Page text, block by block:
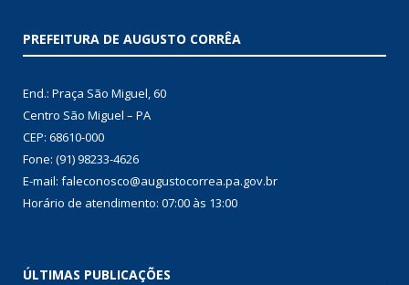
PREFEITURA DE AUGUSTO CORRÊA
End.: Praça São Miguel, 60
Centro São Miguel – PA
CEP: 68610-000
Fone: (91) 98233-4626
E-mail: faleconosco@augustocorrea.pa.gov.br
Horário de atendimento: 07:00 às 13:00
ÚLTIMAS PUBLICAÇÕES